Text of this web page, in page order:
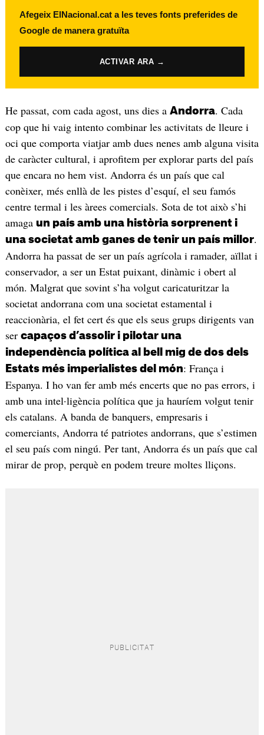
Afegeix ElNacional.cat a les teves fonts preferides de
Google de manera gratuïta
ACTIVAR ARA →
He passat, com cada agost, uns dies a Andorra. Cada
cop que hi vaig intento combinar les activitats de lleure i
oci que comporta viatjar amb dues nenes amb alguna visita
de caràcter cultural, i aprofitem per explorar parts del país
que encara no hem vist. Andorra és un país que cal
conèixer, més enllà de les pistes d’esquí, el seu famós
centre termal i les àrees comercials. Sota de tot això s’hi
amaga un país amb una història sorprenent i
una societat amb ganes de tenir un país millor.
Andorra ha passat de ser un país agrícola i ramader, aïllat i
conservador, a ser un Estat puixant, dinàmic i obert al
món. Malgrat que sovint s’ha volgut caricaturitzar la
societat andorrana com una societat estamental i
reaccionària, el fet cert és que els seus grups dirigents van
ser capaços d’assolir i pilotar una
independència política al bell mig de dos dels
Estats més imperialistes del món: França i
Espanya. I ho van fer amb més encerts que no pas errors, i
amb una intel·ligència política que ja hauríem volgut tenir
els catalans. A banda de banquers, empresaris i
comerciants, Andorra té patriotes andorrans, que s’estimen
el seu país com ningú. Per tant, Andorra és un país que cal
mirar de prop, perquè en podem treure moltes lliçons.